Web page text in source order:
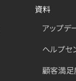
資料
アップデ
ヘルプセ
顧客満足